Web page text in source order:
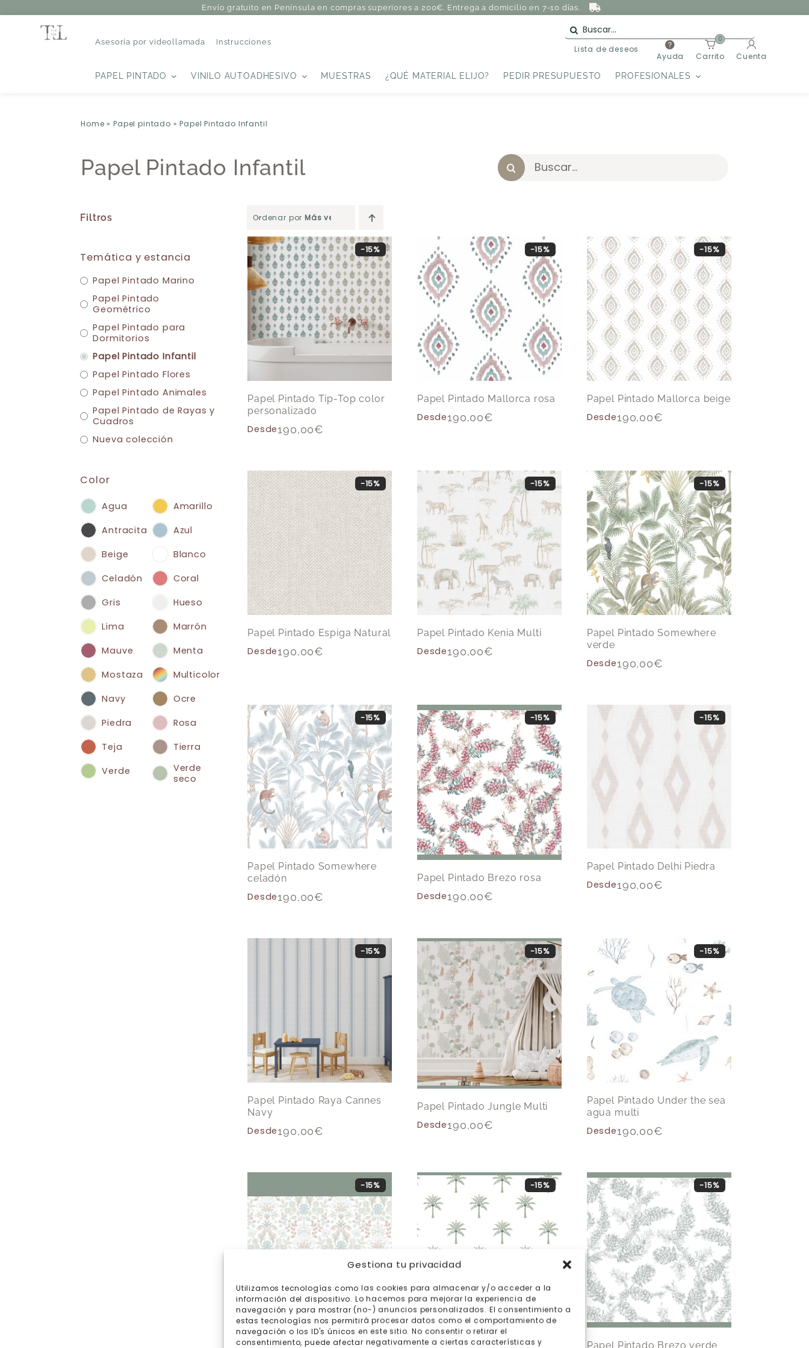
Gestiona tu privacidad
Utilizamos tecnologías como las cookies para almacenar y/o acceder a la
información del dispositivo. Lo hacemos para mejorar la experiencia de
navegación y para mostrar (no-) anuncios personalizados. El consentimiento a
estas tecnologías nos permitirá procesar datos como el comportamiento de
navegación o los ID's únicos en este sitio. No consentir o retirar el
consentimiento, puede afectar negativamente a ciertas características y
Envío gratuito en Península en compras superiores a 200€. Entrega a domicilio en 7-10 días.
Asesoría por videollamada Instrucciones
Lista de deseos
Ayuda Carrito
0
Cuenta
PAPEL PINTADO VINILO AUTOADHESIVO MUESTRAS ¿QUÉ MATERIAL ELIJO? PEDIR PRESUPUESTO PROFESIONALES
Home »Papel pintado »Papel Pintado Infantil
Papel Pintado Infantil
Filtros
Temática y estancia
Papel Pintado Marino
Papel Pintado
Geométrico
Papel Pintado para
Dormitorios
Papel Pintado Infantil
Papel Pintado Flores
Papel Pintado Animales
Papel Pintado de Rayas y
Cuadros
Nueva colección
Color
Agua
Amarillo
Antracita
Azul
Beige
Blanco
Celadón
Coral
Gris
Hueso
Lima
Marrón
Mauve
Menta
Mostaza
Multicolor
Navy
Ocre
Piedra
Rosa
Teja
Tierra
Verde
Verde
seco
Ordenar porMás vendido
Papel Pintado Tip-Top color
personalizado
Desde190,00€
-15%
Papel Pintado Mallorca rosa
Desde190,00€
-15%
Papel Pintado Mallorca beige
Desde190,00€
-15%
Papel Pintado Espiga Natural
Desde190,00€
-15%
Papel Pintado Kenia Multi
Desde190,00€
-15%
Papel Pintado Somewhere
verde
Desde190,00€
-15%
Papel Pintado Somewhere
celadón
Desde190,00€
-15%
Papel Pintado Brezo rosa
Desde190,00€
-15%
Papel Pintado Delhi Piedra
Desde190,00€
-15%
Papel Pintado Raya Cannes
Navy
Desde190,00€
-15%
Papel Pintado Jungle Multi
Desde190,00€
-15%
Papel Pintado Under the sea
agua multi
Desde190,00€
-15%
-15%
Papel Pintado Palm
-15%
Papel Pintado Brezo verde
-15%